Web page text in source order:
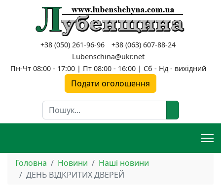
+38 (050) 261-96-96
+38 (063) 607-88-24
Lubenschina@ukr.net
Пн-Чт 08:00 - 17:00 | Пт 08:00 - 16:00 | Сб - Нд - вихідний
Подати оголошення
Пошук
Головна Новини
Наші новини
ДЕНЬ ВІДКРИТИХ ДВЕРЕЙ